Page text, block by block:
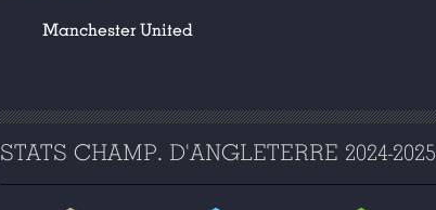
Manchester United
STATS CHAMP. D'ANGLETERRE 2024-2025